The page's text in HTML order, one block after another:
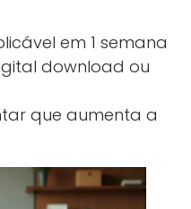
em 1 semana
download ou
que aumenta a